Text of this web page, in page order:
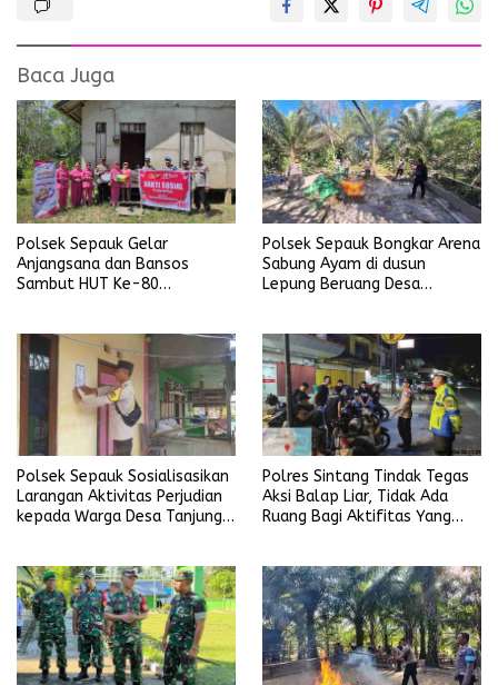
Baca Juga
Polsek Sepauk Gelar
Anjangsana dan Bansos
Sambut HUT Ke-80
Polsek Sepauk Bongkar Arena
Sabung Ayam di dusun
Lepung Beruang Desa
Polsek Sepauk Sosialisasikan
Larangan Aktivitas Perjudian
kepada Warga Desa Tanjung
Polres Sintang Tindak Tegas
Aksi Balap Liar, Tidak Ada
Ruang Bagi Aktifitas Yang